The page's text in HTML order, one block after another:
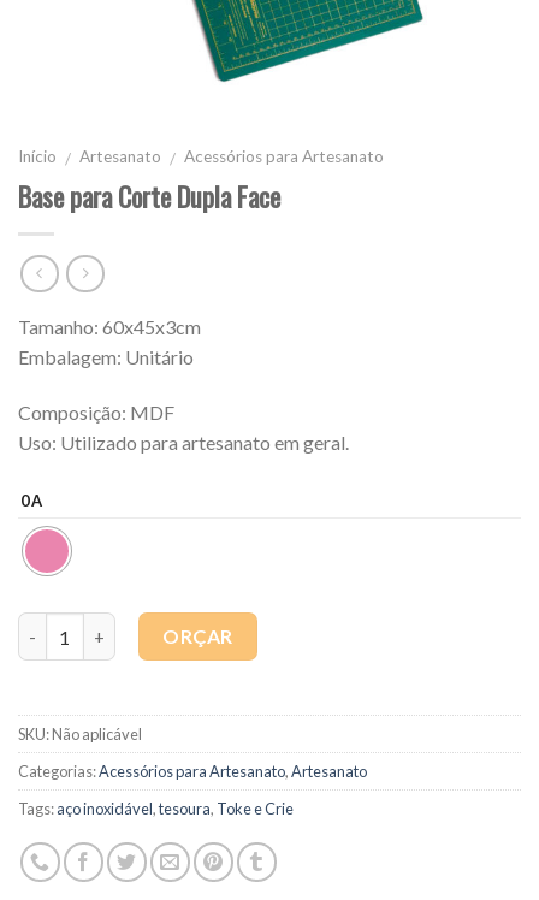
Início / Artesanato / Acessórios para Artesanato
Base para Corte Dupla Face
Tamanho: 60x45x3cm
Embalagem: Unitário
Composição: MDF
Uso: Utilizado para artesanato em geral.
0A
ORÇAR
SKU:Não aplicável
Categorias:Acessórios para Artesanato,Artesanato
Tags:aço inoxidável,tesoura, Toke e Crie